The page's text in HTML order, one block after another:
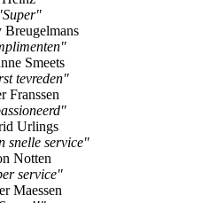
aanrader!"
Vergoossen
10"
Heinz
Breugelmans
Smeets
tevreden"
Franssen
Urlings
snelle service"